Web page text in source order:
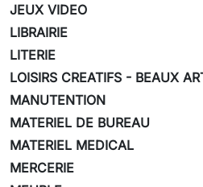
JEUX VIDEO
LIBRAIRIE
LITERIE
LOISIRS CREATIFS - BEAUX
MANUTENTION
MATERIEL DE BUREAU
MATERIEL MEDICAL
MERCERIE